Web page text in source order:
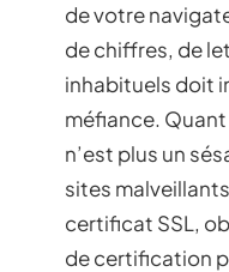
de votre
de chiffres, de
inhabituels doit
méfiance.
n’est plus un
sites
certificat SSL,
de certification